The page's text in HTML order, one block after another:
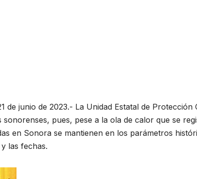
de junio de 2023.- La Unidad Estatal de Protección
sonorenses, pues, pese a la ola de calor que se
en Sonora se mantienen en los parámetros
las fechas.